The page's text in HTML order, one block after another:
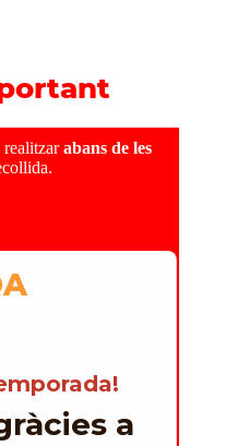
a
realitzarabans de les
d'aquest